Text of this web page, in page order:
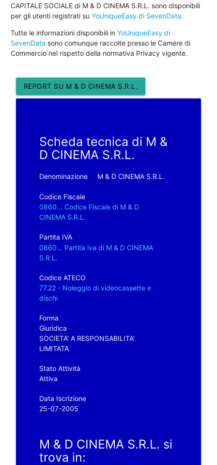
CAPITALE SOCIALE di M & D CINEMA S.R.L. sono disponibili
per gli utenti registrati suYoUniqueEasy di SevenData.
Tutte le informazioni disponibili inYoUniqueEasy di
SevenData sono comunque raccolte presso le Camere di
Commercio nel rispetto della normativa Privacy vigente.
REPORT SU M & D CINEMA S.R.L.
Scheda tecnica di M &
D CINEMA S.R.L.
Denominazione M & D CINEMA S.R.L.
Codice Fiscale
0860... Codice Fiscale di M & D
CINEMA S.R.L.
Partita IVA
0860... Partita iva di M & D CINEMA
S.R.L.
Codice ATECO
77.22 - Noleggio di videocassette e
dischi
Forma
Giuridica
SOCIETA' A RESPONSABILITA'
LIMITATA
Stato Attività
Attiva
Data Iscrizione
25-07-2005
M & D CINEMA S.R.L. si
trova in: